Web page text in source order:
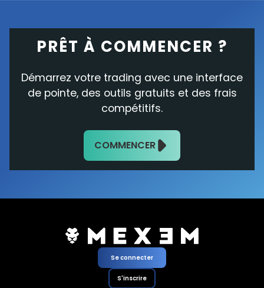
PRÊT À COMMENCER ?
Démarrez votre trading avec une interface
de pointe, des outils gratuits et des frais
compétitifs.
COMMENCER
Se connecter
S'inscrire